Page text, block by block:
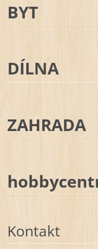
BYT
DÍLNA
ZAHRADA
Kontakt